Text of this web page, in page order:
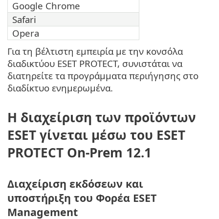
Google Chrome
Safari
Opera
Για τη βέλτιστη εμπειρία με την κονσόλα
διαδικτύου ESET PROTECT, συνιστάται να
διατηρείτε τα προγράμματα περιήγησης στο
διαδίκτυο ενημερωμένα.
Η διαχείριση των προϊόντων
ESET γίνεται μέσω του ESET
PROTECT On-Prem 12.1
Διαχείριση εκδόσεων και
υποστήριξη του Φορέα ESET
Management